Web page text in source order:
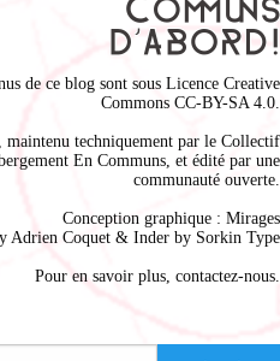
de ce blog sont sous Licence Creative
Commons CC-BY-SA 4.0
techniquement par le Collectif
En Communs , et édité par une
communauté ouverte.
Conception graphique : Mirages
Adrien Coquet & Inder by Sorkin Type
Pour en savoir plus, contactez-nous